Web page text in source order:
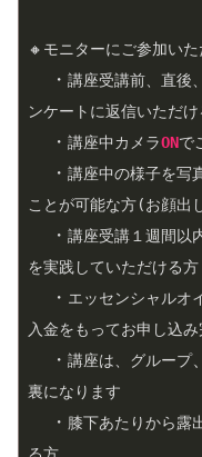
🔸 モニターにご参加い
  ・
講座受講前、直後
ンケートに返信いただ
  ・
講座中カメラONで
  ・
講座中の様子を写
ことが可能な方(お顔出
  ・
講座受講１週間以
を実践していただける方
  ・
エッセンシャルオ
入金をもってお申し込
  ・
講座は、グループ、
裏になります
  ・
膝下あたりから露